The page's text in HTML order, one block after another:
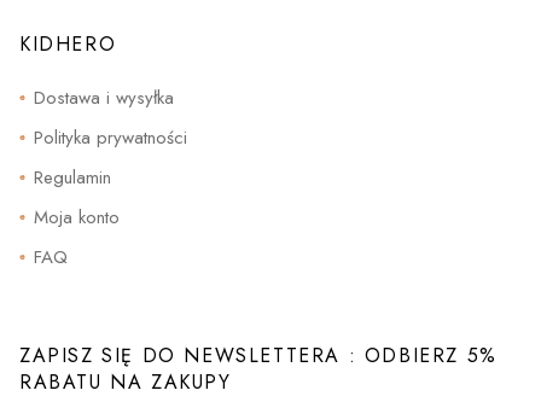
KIDHERO
Dostawa i wysyłka
Polityka prywatności
Regulamin
Moja konto
FAQ
ZAPISZ SIĘ DO NEWSLETTERA : ODBIERZ 5%
RABATU NA ZAKUPY